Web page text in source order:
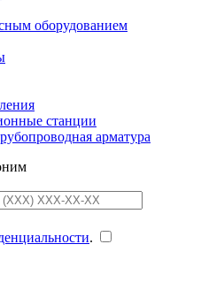
оборудованием
станции
арматура
.